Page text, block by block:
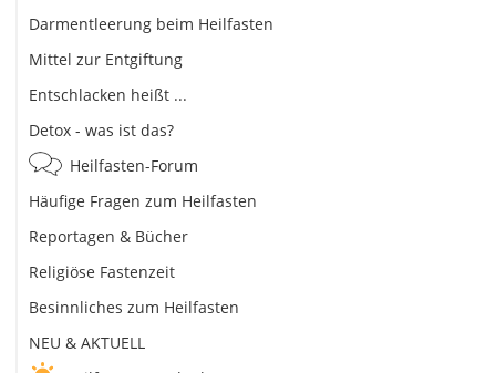
Darmentleerung beim Heilfasten
Mittel zur Entgiftung
Entschlacken heißt ...
Detox - was ist das?
Heilfasten-Forum
Häufige Fragen zum Heilfasten
Reportagen & Bücher
Religiöse Fastenzeit
Besinnliches zum Heilfasten
NEU & AKTUELL